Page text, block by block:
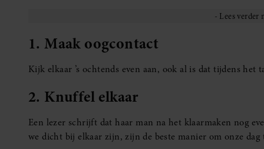
1. Maak oogcontact
Kijk elkaar ’s ochtends even aan, ook al is dat tijdens het
2. Knuffel elkaar
Een lezer schrijft dat haar man na het klaarmaken nog
we dicht bij elkaar zijn, zijn de beste manier om onze dag